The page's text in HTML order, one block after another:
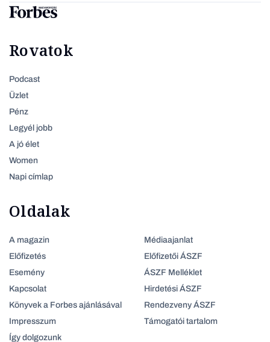
Rovatok
Podcast
Üzlet
Pénz
Legyél jobb
A jó élet
Women
Napi címlap
Oldalak
A magazin
Előfizetés
Esemény
Kapcsolat
Könyvek a Forbes ajánlásával
Impresszum
Így dolgozunk
Médiaajanlat
Előfizetői ÁSZF
ÁSZF Melléklet
Hirdetési ÁSZF
Rendezveny ÁSZF
Támogatói tartalom